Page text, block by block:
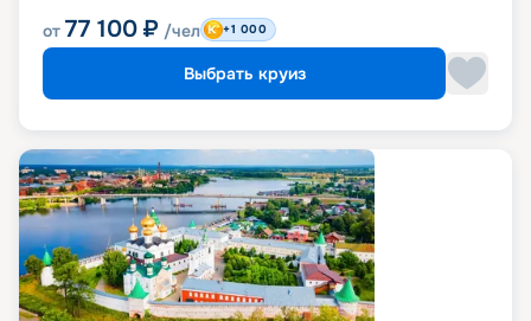
от 77 100 ₽ /чел +1 000
Выбрать круиз